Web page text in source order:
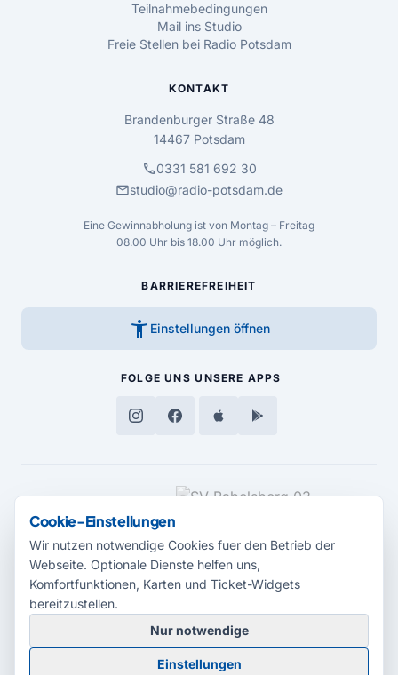
Teilnahmebedingungen
Mail ins Studio
Freie Stellen bei Radio Potsdam
KONTAKT
Brandenburger Straße 48
14467 Potsdam
call0331 581 692 30
mailstudio@radio-potsdam.de
Eine Gewinnabholung ist von Montag – Freitag
08.00 Uhr bis 18.00 Uhr möglich.
BARRIEREFREIHEIT
accessibility_new Einstellungen öffnen
FOLGE UNS UNSERE APPS
MEDIENPARTNER
© 2026 Radio Potsdam. Webseite entwickelt durch dieMedienagentur
Babelsberg
Cookie-Einstellungen
Wir nutzen notwendige Cookies fuer den Betrieb der
Webseite. Optionale Dienste helfen uns,
Komfortfunktionen, Karten und Ticket-Widgets
bereitzustellen.
Nur notwendige
Einstellungen